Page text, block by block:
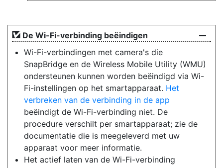
De Wi-Fi-verbinding beëindigen
Wi-Fi-verbindingen met camera's die
SnapBridge en de Wireless Mobile Utility (WMU)
ondersteunen kunnen worden beëindigd via Wi-
Fi-instellingen op het smartapparaat. Het
verbreken van de verbinding in de app
beëindigt de Wi-Fi-verbinding niet. De
procedure verschilt per smartapparaat; zie de
documentatie die is meegeleverd met uw
apparaat voor meer informatie.
Het actief laten van de Wi-Fi-verbinding